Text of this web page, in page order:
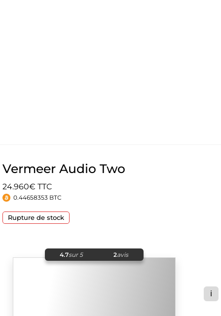
Vermeer Audio Two
24.960€ TTC
0.44658353 BTC
Rupture de stock
4.7sur 5 2avis
ℹ️